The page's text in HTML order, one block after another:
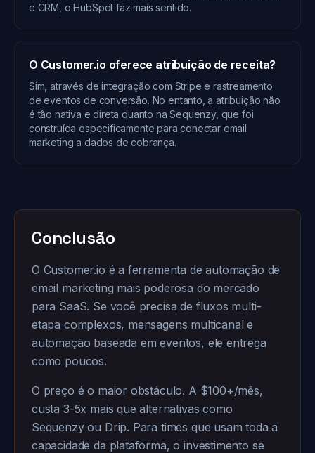
e CRM, o HubSpot faz mais sentido.
O Customer.io oferece atribuição de receita?
Sim, através de integração com Stripe e rastreamento
de eventos de conversão. No entanto, a atribuição não
é tão nativa e direta quanto na Sequenzy, que foi
construída especificamente para conectar email
marketing a dados de cobrança.
Conclusão
O Customer.io é a ferramenta de automação de
email marketing mais poderosa do mercado
para SaaS. Se você precisa de fluxos multi-
etapa complexos, mensagens multicanal e
automação baseada em eventos, ele entrega
como poucos.
O preço é o maior obstáculo. A $100+/mês,
custa 3-5x mais que alternativas como
Sequenzy ou Drip. Para times que usam toda a
capacidade da plataforma, o investimento se